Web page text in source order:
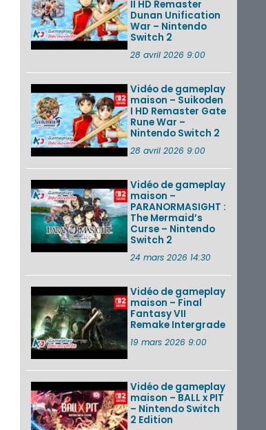
II HD Remaster
Dunan Unification
War – Nintendo
Switch 2
28 avril 2026 9:00
Vidéo de gameplay
maison – Suikoden
I HD Remaster Gate
Rune War –
Nintendo Switch 2
28 avril 2026 9:00
Vidéo de gameplay
maison –
PARANORMASIGHT :
The Mermaid’s
Curse – Nintendo
Switch 2
24 mars 2026 14:30
Vidéo de gameplay
maison – Final
Fantasy VII
Remake Intergrade
19 mars 2026 9:00
Vidéo de gameplay
maison – BALL x PIT
– Nintendo Switch
2 Edition